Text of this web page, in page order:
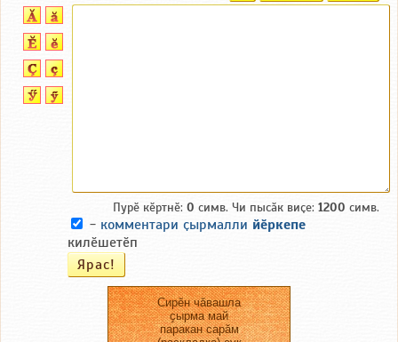
Пурӗ кӗртнӗ: 0 симв. Чи пысӑк виҫе: 1200 симв.
- комментари ҫырмалли йӗркепе
килӗшетӗп
Сирӗн чӑвашла
ҫырма май
паракан сарӑм